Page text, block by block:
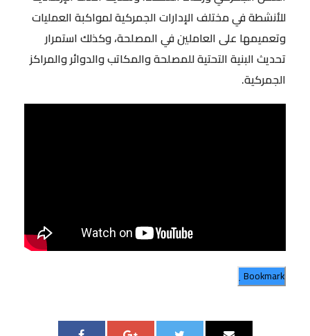
للأنشطة في مختلف الإدارات الجمركية لمواكبة العمليات
وتعميمها على العاملين في المصلحة، وكذلك استمرار
تحديث البنية التحتية للمصلحة والمكاتب والدوائر والمراكز
الجمركية.
Bookmark